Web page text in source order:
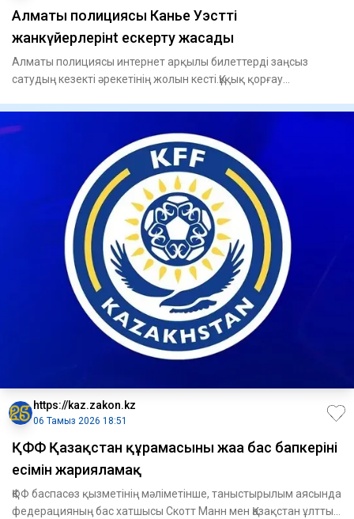
Алматы полициясы Канье Уэсттің
жанкүйерлерінt ескерту жасады
Алматы полициясы интернет арқылы билеттерді заңсыз
сатудың кезекті әрекетінің жолын кесті.Құқық қорғау
https://kaz.zakon.kz
06 Тамыз 2026 18:51
ҚФФ Қазақстан құрамасының жаңа бас бапкерінің
есімін жарияламақ
ҚФФ баспасөз қызметінің мәліметінше, таныстырылым аясында
федерацияның бас хатшысы Скотт Манн мен Қазақстан ұлттық